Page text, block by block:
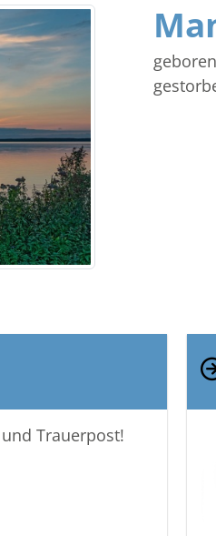
Trauerpost!